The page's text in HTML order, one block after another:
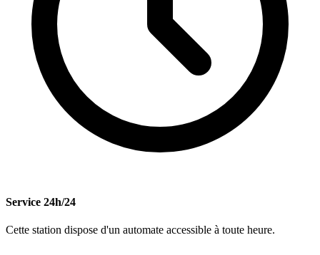
Service 24h/24
Cette station dispose d'un automate accessible à toute heure.